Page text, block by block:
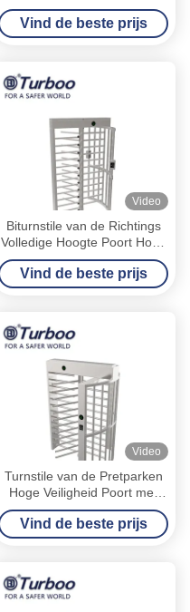
de Gezichtsturnstile SUS304
Poort van de de Poort24v
Volledige Hoogte van de
Vind de beste prijs
Video
Biturnstile van de Richtings
Volledige Hoogte Poort Hoge
Veilige Passage met Slim
Roestvrij staal 304 van RFID
Vind de beste prijs
Video
Turnstile van de Pretparken
Hoge Veiligheid Poort met
Vingerafdrukscanner
Vind de beste prijs